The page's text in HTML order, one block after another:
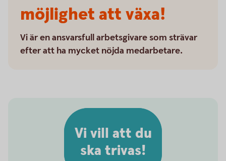
möjlighet att växa!
Vi är en ansvarsfull arbetsgivare som strävar
efter att ha mycket nöjda medarbetare.
Vi vill att du
ska trivas!